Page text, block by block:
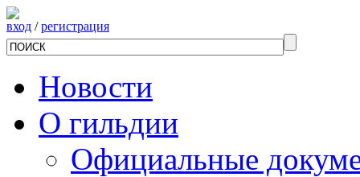
вход /регистрация
Новости
О гильдии
Официальные